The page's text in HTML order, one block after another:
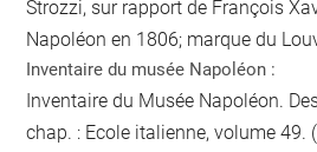
Strozzi, sur rapport de François
Napoléon en 1806; marque du
Inventaire du musée Napoléon :
Inventaire du Musée Napoléon.
chap. : Ecole italienne, volume 49.